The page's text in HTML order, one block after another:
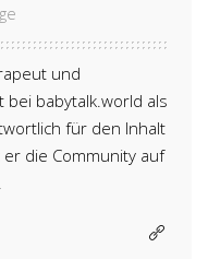
und
babytalk.world als
für den Inhalt
die Community auf